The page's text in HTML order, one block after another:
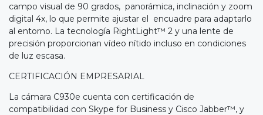
campo visual de 90 grados, panorámica, inclinación y zoom
digital 4x, lo que permite ajustar el encuadre para adaptarlo
al entorno. La tecnología RightLight™ 2 y una lente de
precisión proporcionan vídeo nítido incluso en condiciones
de luz escasa.
CERTIFICACIÓN EMPRESARIAL
La cámara C930e cuenta con certificación de
compatibilidad con Skype for Business y Cisco Jabber™, y